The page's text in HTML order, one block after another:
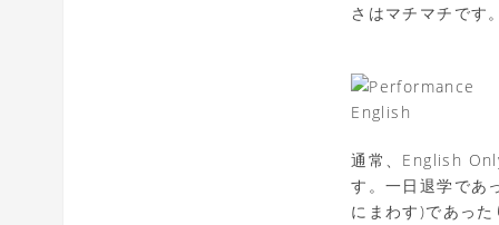
さはマチマチです。
通常、English
す。一日退学であ
にまわす)であっ